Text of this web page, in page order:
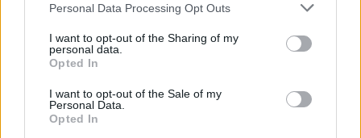
Personal Data Processing Opt Outs
I want to opt-out of the Sharing of my
personal data.
Opted In
I want to opt-out of the Sale of my
Personal Data.
Opted In
na Aldeia da Luz, inacabada há 26 anos
A Câmara de Mourão e a Empresa de Desenvolvimento e
Infraestruturas do Alqueva (EDIA)...